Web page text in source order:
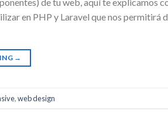
en PHP y Laravel que nos permitirá
→
,web design